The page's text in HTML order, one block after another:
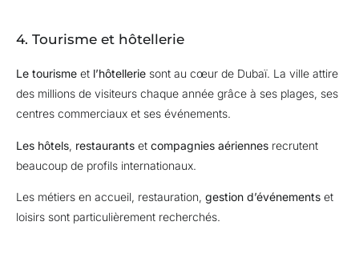
4. Tourisme et hôtellerie
Le tourisme et l’hôtellerie sont au cœur de Dubaï. La ville attire
des millions de visiteurs chaque année grâce à ses plages, ses
centres commerciaux et ses événements.
Les hôtels, restaurants et compagnies aériennes recrutent
beaucoup de profils internationaux.
Les métiers en accueil, restauration, gestion d’événements et
loisirs sont particulièrement recherchés.